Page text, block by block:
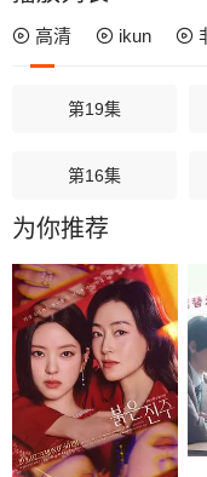
高清 ikun
第19集
第16集
第13集
第10集
第07集
第04集
为你推荐